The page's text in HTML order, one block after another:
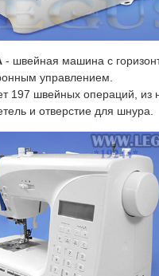
- швейная машина с
управлением.
197 швейных операций, из
и отверстие для шнура.